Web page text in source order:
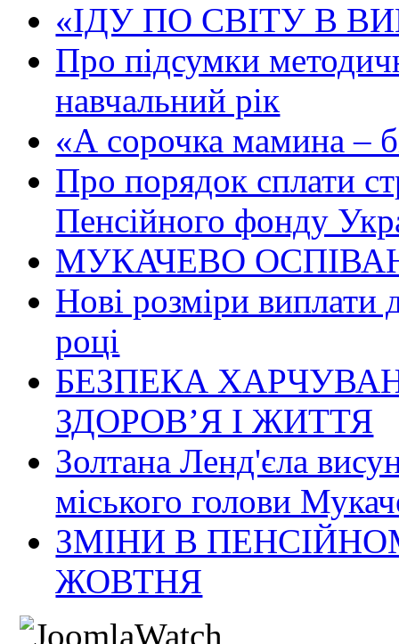
«ІДУ ПО СВІТУ В
Про підсумки
навчальний рік
«А сорочка мамина –
Про порядок сплати
Пенсійного фонду
МУКАЧЕВО
Нові розміри виплати
році
БЕЗПЕКА
ЗДОРОВ’Я І ЖИТТЯ
Золтана Ленд'єла
міського голови
ЗМІНИ В
ЖОВТНЯ